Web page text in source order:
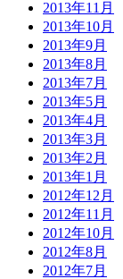
2013年11月
2013年10月
2013年9月
2013年8月
2013年7月
2013年5月
2013年4月
2013年3月
2013年2月
2013年1月
2012年12月
2012年11月
2012年10月
2012年8月
2012年7月